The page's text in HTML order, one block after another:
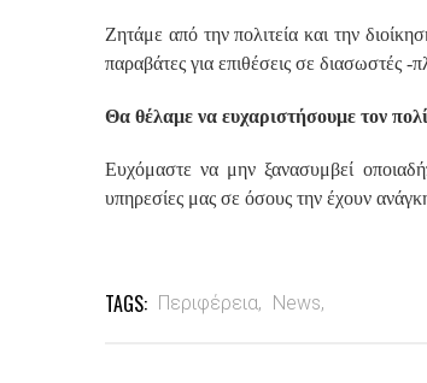
Ζητάμε από την πολιτεία και την
παραβάτες για επιθέσεις σε διασωστές
Θα θέλαμε να ευχαριστήσουμε τον
Ευχόμαστε να μην ξανασυμβεί
υπηρεσίες μας σε όσους την έχουν
TAGS: Περιφέρεια, News,